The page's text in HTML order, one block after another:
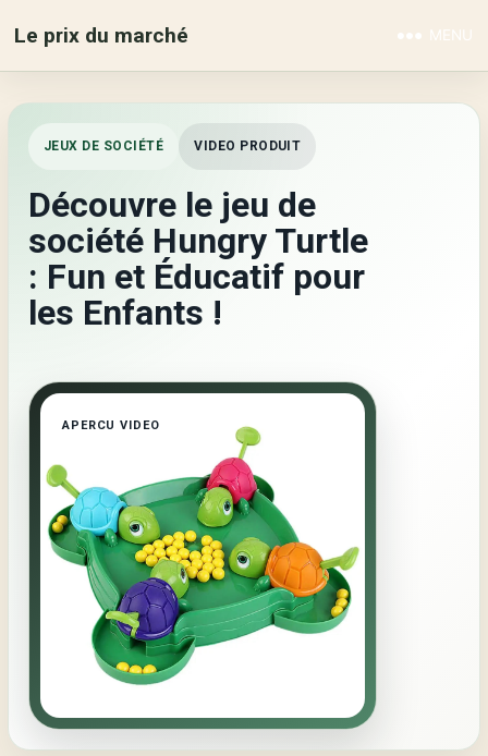
Le prix du marché MENU
JEUX DE SOCIÉTÉ VIDEO PRODUIT
Découvre le jeu de
société Hungry Turtle
: Fun et Éducatif pour
les Enfants !
APERCU VIDEO